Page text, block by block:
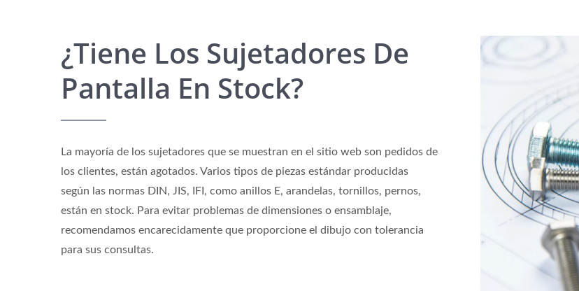
¿Tiene Los Sujetadores De
Pantalla En Stock?
La mayoría de los sujetadores que se muestran en el sitio web son pedidos de
los clientes, están agotados. Varios tipos de piezas estándar producidas
según las normas DIN, JIS, IFI, como anillos E, arandelas, tornillos, pernos,
están en stock. Para evitar problemas de dimensiones o ensamblaje,
recomendamos encarecidamente que proporcione el dibujo con tolerancia
para sus consultas.